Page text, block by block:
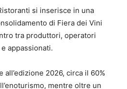
si inserisce in una
di Fiera dei Vini
tra produttori, operatori
appassionati.
2026, circa il 60%
mentre oltre un